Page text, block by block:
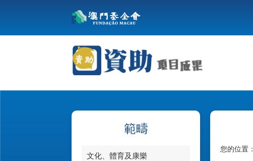
範疇
文化、體育及康樂
您的位置：